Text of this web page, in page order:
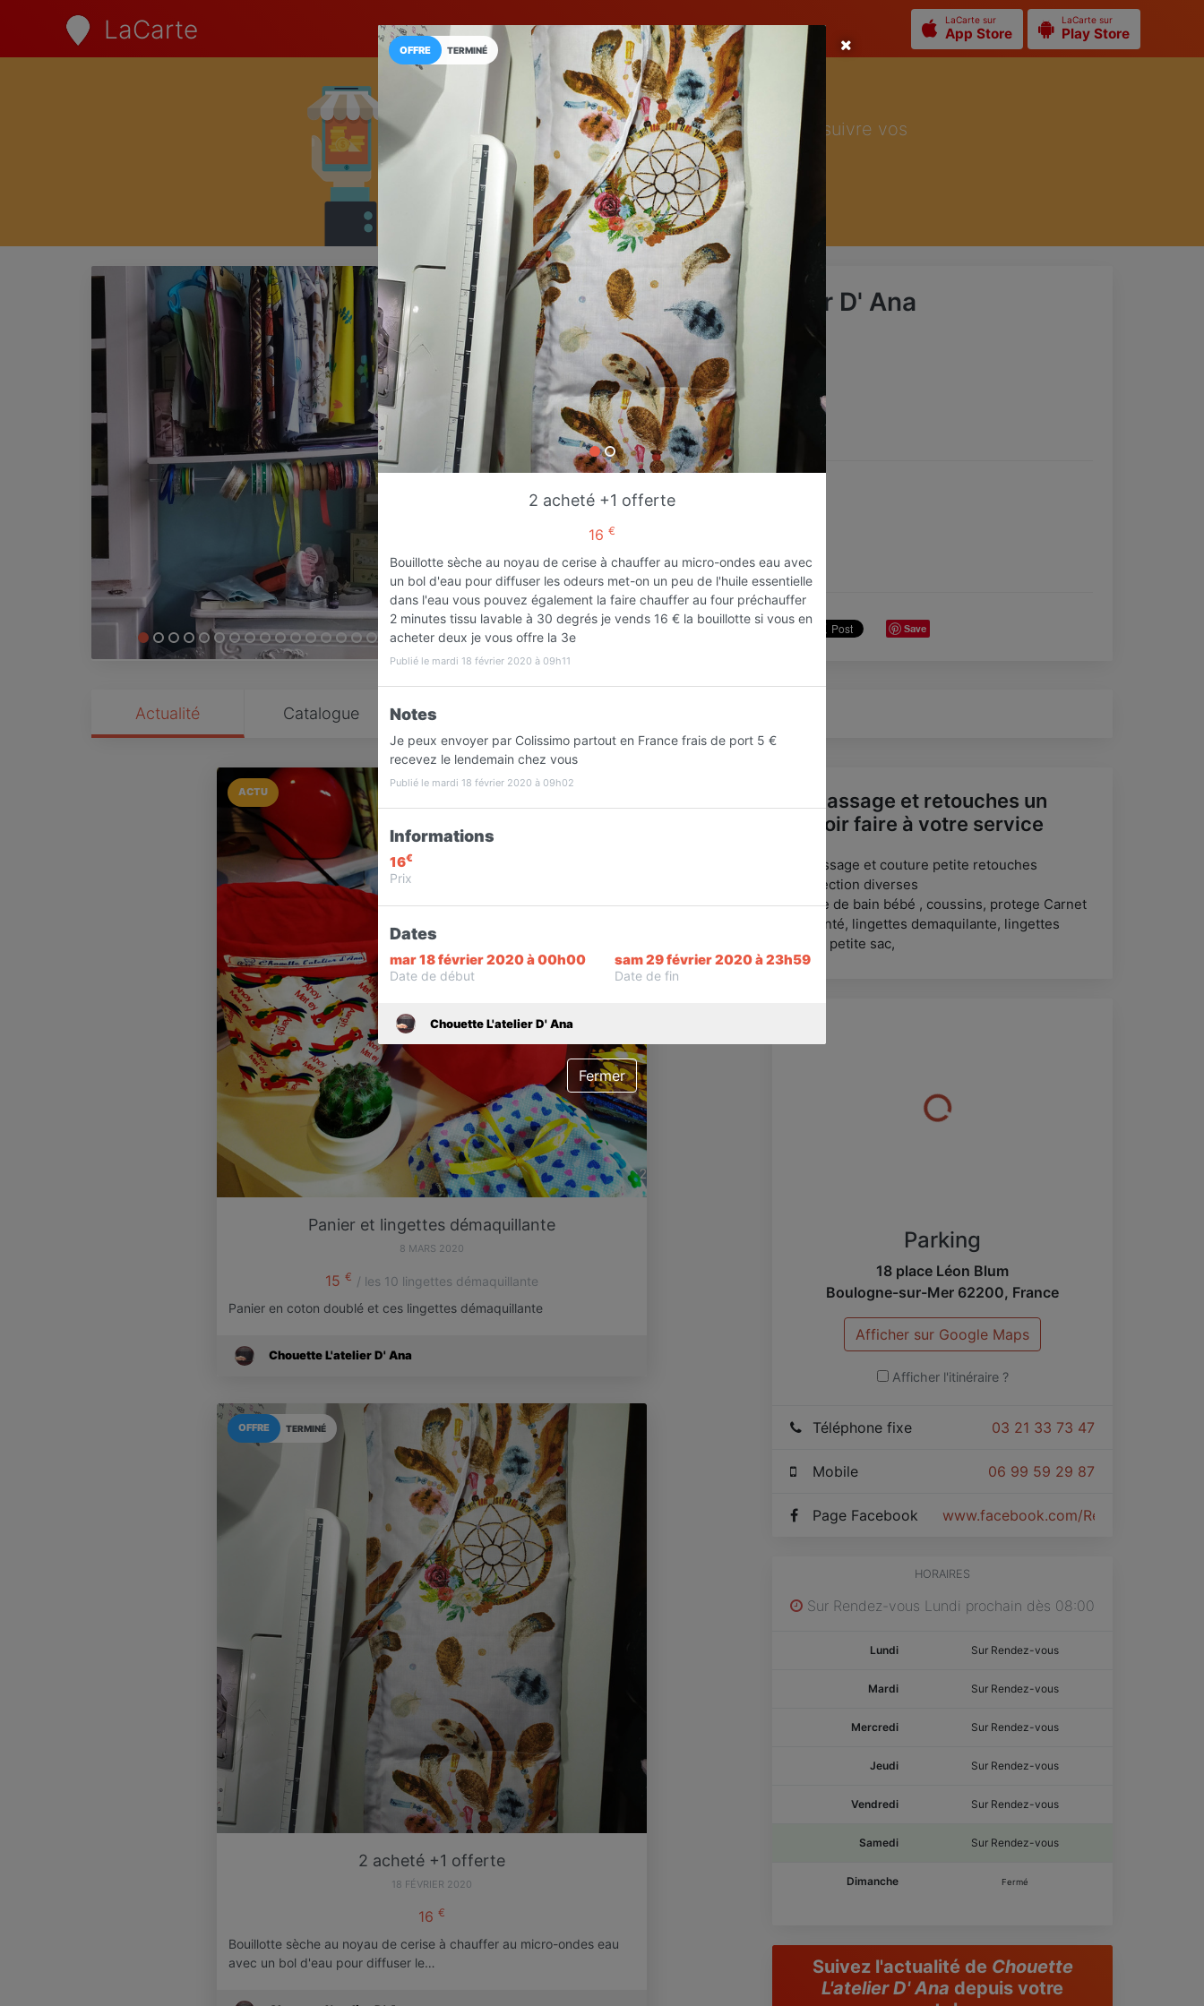
LaCarte LaCarte sur
App Store
LaCarte sur
Play Store
Installez l'App LaCarte
Téléchargez gratuitement l'app LaCarte pour suivre vos
commerces favoris et ne rien rater !
Télécharger Plus tard
Chouette L'atelier D' Ana
Repassage et retouches
Boulogne-sur-Mer
Favori Contacter
Sur Rendez-vous Lundi prochain dès
Save
Actualité Catalogue
ACTU
Panier et lingettes démaquillante
8 MARS 2020
15 € / les 10 lingettes démaquillante
Panier en coton doublé et ces lingettes démaquillante
Chouette L'atelier D' Ana
TERMINÉ
OFFRE
2 acheté +1 offerte
18 FÉVRIER 2020
16 €
Bouillotte sèche au noyau de cerise à chauffer au micro-ondes eau
avec un bol d'eau pour diffuser le…
Repassage et retouches un
savoir faire à votre service
Repassage et couture petite retouches
Confection diverses
Sortie de bain bébé , coussins, protege Carnet
de santé, lingettes demaquilante, lingettes
bébé, petite sac,
Parking
18 place Léon Blum
Boulogne-sur-Mer 62200, France
Afficher sur Google Maps
Afficher l'itinéraire ?
03 21 33 73 47
Téléphone fixe
06 99 59 29 87
Mobile
www.facebook.com/Repassage-a-
Page Facebook
HORAIRES
Sur Rendez-vous Lundi prochain dès 08:00
Lundi Sur Rendez-vous
Mardi Sur Rendez-vous
Mercredi Sur Rendez-vous
Jeudi Sur Rendez-vous
Vendredi Sur Rendez-vous
Samedi Sur Rendez-vous
Dimanche Fermé
Suivez l'actualité de Chouette
L'atelier D' Ana depuis votre
TERMINÉ
OFFRE
2 acheté +1 offerte
16 €
Bouillotte sèche au noyau de cerise à chauffer au micro-ondes eau avec
un bol d'eau pour diffuser les odeurs met-on un peu de l'huile essentielle
dans l'eau vous pouvez également la faire chauffer au four préchauffer
2 minutes tissu lavable à 30 degrés je vends 16 € la bouillotte si vous en
acheter deux je vous offre la 3e
Publié le mardi 18 février 2020 à 09h11
Notes
Je peux envoyer par Colissimo partout en France frais de port 5 €
recevez le lendemain chez vous
Publié le mardi 18 février 2020 à 09h02
Informations
16€
Prix
Dates
mar 18 février 2020 à 00h00
Date de début
sam 29 février 2020 à 23h59
Date de fin
Chouette L'atelier D' Ana
Fermer